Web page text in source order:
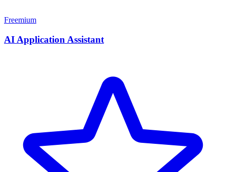
Freemium
AI Application Assistant